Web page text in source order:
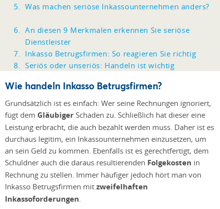
Was machen seriöse Inkassounternehmen anders?
An diesen 9 Merkmalen erkennen Sie seriöse
Dienstleister
Inkasso Betrugsfirmen: So reagieren Sie richtig
Seriös oder unseriös: Handeln ist wichtig
Wie handeln Inkasso Betrugsfirmen?
Grundsätzlich ist es einfach: Wer seine Rechnungen ignoriert,
fügt dem Gläubiger Schaden zu. Schließlich hat dieser eine
Leistung erbracht, die auch bezahlt werden muss. Daher ist es
durchaus legitim, ein Inkassounternehmen einzusetzen, um
an sein Geld zu kommen. Ebenfalls ist es gerechtfertigt, dem
Schuldner auch die daraus resultierenden Folgekosten in
Rechnung zu stellen. Immer häufiger jedoch hört man von
Inkasso Betrugsfirmen mit zweifelhaften
Inkassoforderungen